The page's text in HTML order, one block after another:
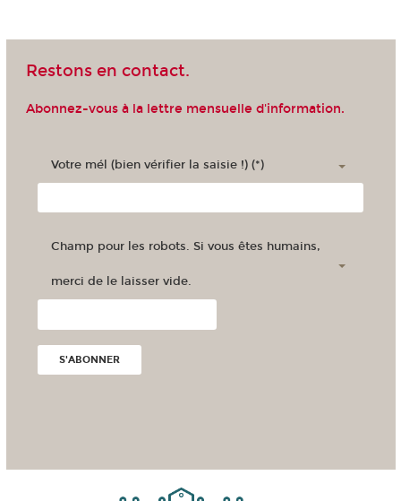
Polynésie française
Madagascar
Restons en contact.
Abonnez-vous à la lettre mensuelle d'information.
Votre mél (bien vérifier la saisie !) (*)
Champ pour les robots. Si vous êtes humains,
merci de le laisser vide.